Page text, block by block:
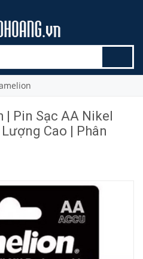
| Pin Sạc AA Nikel
Cao | Phân